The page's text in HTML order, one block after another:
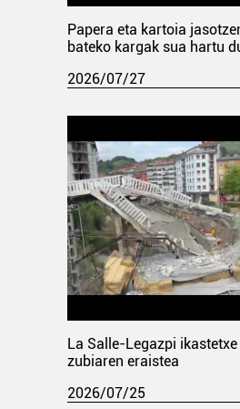
Papera eta kartoia
bateko kargak sua hartu
2026/07/27
La Salle-Legazpi
zubiaren eraistea
2026/07/25